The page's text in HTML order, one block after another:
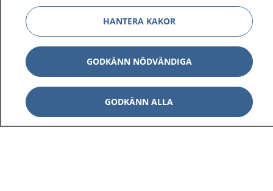
HANTERA KAKOR
GODKÄNN NÖDVÄNDIGA
GODKÄNN ALLA